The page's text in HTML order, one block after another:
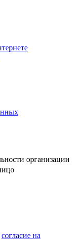
организации
согласие на